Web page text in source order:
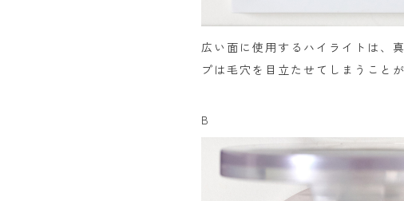
広い面に使用するハイライトは、
プは毛穴を目立たせてしまうこと
B